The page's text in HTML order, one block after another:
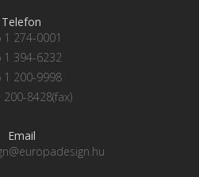
Telefon
1 274-0001
1 394-6232
1 200-9998
200-8428(fax)
Email